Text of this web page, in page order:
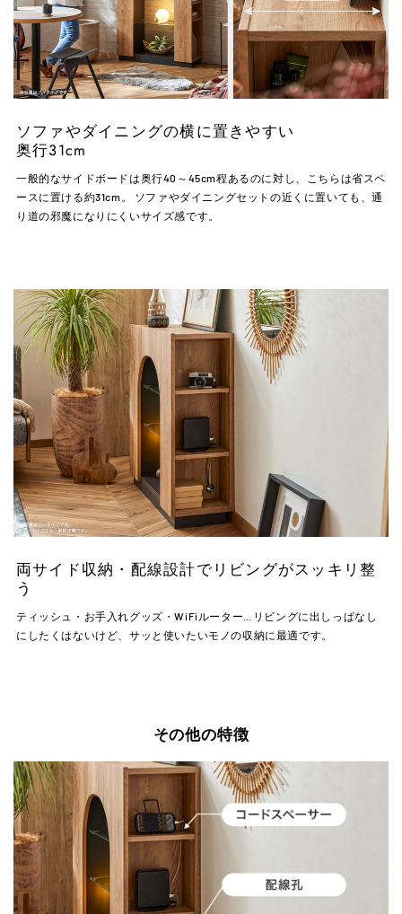
ソファやダイニングの横に置きやすい
奥行31cm
一般的なサイドボードは奥行40～45cm程あるのに対し、こちらは省スペ
ースに置ける約31cm。 ソファやダイニングセットの近くに置いても、通
り道の邪魔になりにくいサイズ感です。
両サイド収納・配線設計でリビングがスッキリ整
う
ティッシュ・お手入れグッズ・WiFiルーター…リビングに出しっぱなし
にしたくはないけど、サッと使いたいモノの収納に最適です。
その他の特徴